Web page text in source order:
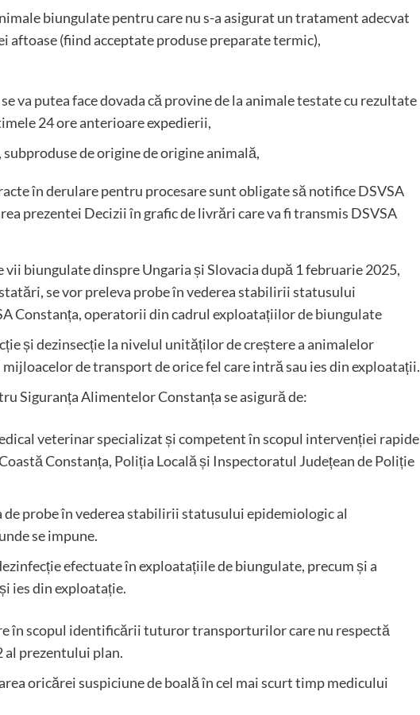
biungulate pentru care nu s-a asigurat un tratament adecvat
(fiind acceptate produse preparate termic),
va putea face dovada că provine de la animale testate cu rezultate
24 ore anterioare expedierii,
de origine de origine animală,
în derulare pentru procesare sunt obligate să notifice DSVSA
prezentei Decizii în grafic de livrări care va fi transmis DSVSA
biungulate dinspre Ungaria și Slovacia după 1 februarie 2025,
se vor preleva probe în vederea stabilirii statusului
Constanța, operatorii din cadrul exploatațiilor de biungulate
și dezinsecție la nivelul unităților de creștere a animalelor
de transport de orice fel care intră sau ies din exploatații.
Siguranța Alimentelor Constanța se asigură de:
veterinar specializat și competent în scopul intervenției rapide
Constanța, Poliția Locală și Inspectoratul Județean de Poliție
probe în vederea stabilirii statusului epidemiologic al
se impune.
efectuate în exploatațiile de biungulate, precum și a
ies din exploatație.
în scopul identificării tuturor transporturilor care nu respectă
al prezentului plan.
oricărei suspiciune de boală în cel mai scurt timp medicului